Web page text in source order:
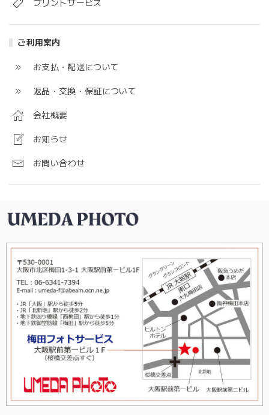
プリントサービス
ご利用案内
お支払・配送について
返品・交換・保証について
会社概要
お知らせ
お問い合わせ